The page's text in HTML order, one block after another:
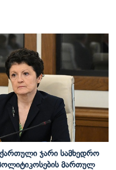
Ჯარი Სამხედრო
Მართულ